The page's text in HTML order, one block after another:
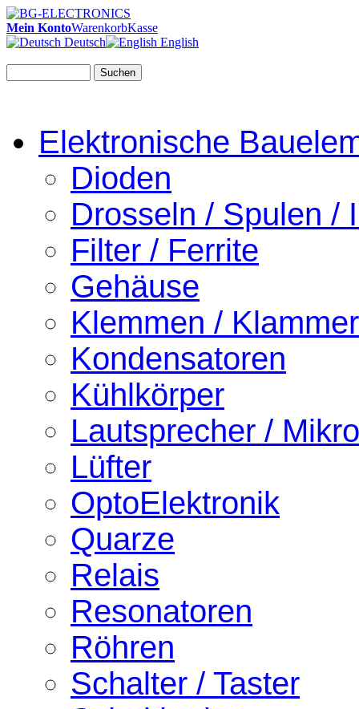
Mein KontoWarenkorbKasse
Deutsch
English
Suchen
Elektronische
Dioden
Drosseln / Spulen /
Filter / Ferrite
Gehäuse
Klemmen /
Kondensatoren
Kühlkörper
Lautsprecher /
Lüfter
OptoElektronik
Quarze
Relais
Resonatoren
Röhren
Schalter / Taster